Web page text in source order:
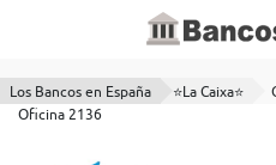
Los Bancos en España ⭐La Caixa⭐
Oficina 2136